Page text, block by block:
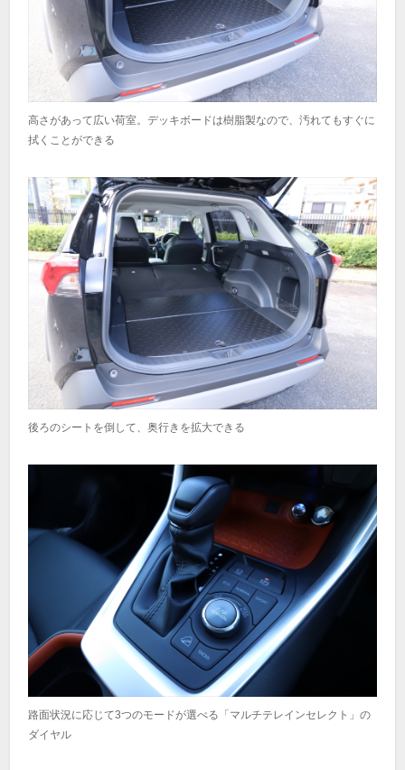
高さがあって広い荷室。デッキボードは樹脂製なので、汚れてもすぐに
拭くことができる
後ろのシートを倒して、奥行きを拡大できる
路面状況に応じて3つのモードが選べる「マルチテレインセレクト」の
ダイヤル